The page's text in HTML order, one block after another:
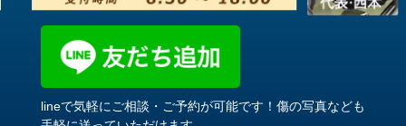
lineで気軽にご相談・ご予約が可能です！傷の写真なども